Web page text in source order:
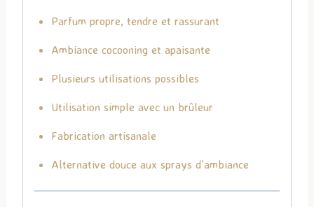
Parfum propre, tendre et rassurant
Ambiance cocooning et apaisante
Plusieurs utilisations possibles
Utilisation simple avec un brûleur
Fabrication artisanale
Alternative douce aux sprays d’ambiance